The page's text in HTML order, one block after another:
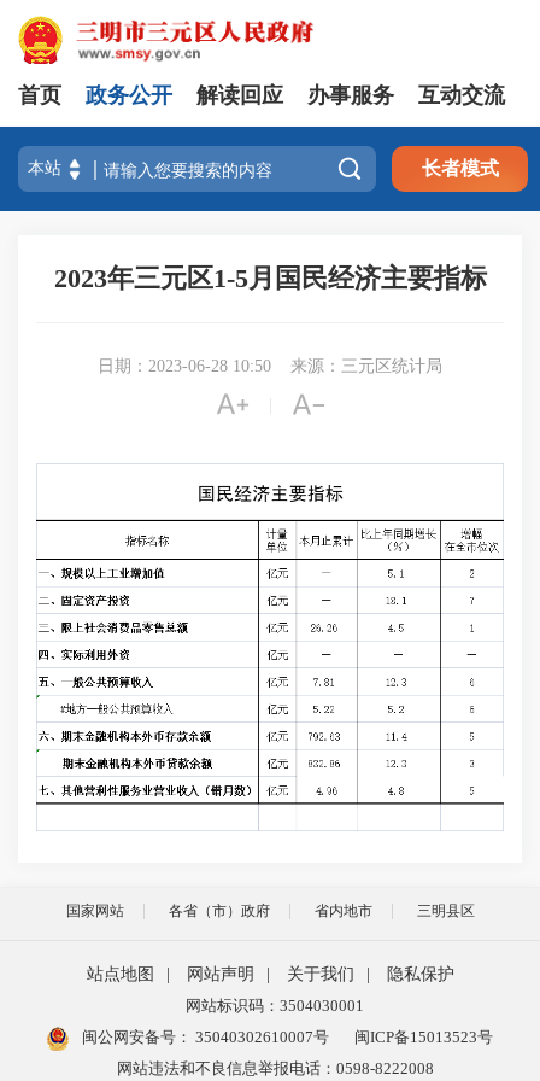
首页 政务公开 解读回应 办事服务 互动交流
 长者模式
2023年三元区1-5月国民经济主要指标
日期：2023-06-28 10:50 来源：三元区统计局
 
国家网站 各省（市）政府 省内地市 三明县区
站点地图 网站声明 关于我们
隐私保护
网站标识码：3504030001
闽公网安备号： 35040302610007号
闽ICP备15013523号
网站违法和不良信息举报电话：0598-8222008